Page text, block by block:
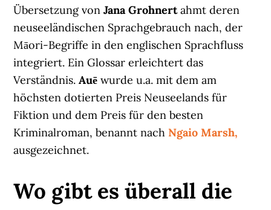
Übersetzung vonJana Grohnertahmt deren
neuseeländischen Sprachgebrauch nach, der
Māori-Begriffe in den englischen Sprachfluss
integriert. Ein Glossar erleichtert das
Verständnis.Auē wurde u.a. mit dem am
höchsten dotierten Preis Neuseelands für
Fiktion und dem Preis für den besten
Kriminalroman, benannt nachNgaio Marsh,
ausgezeichnet.
Wo gibt es überall die